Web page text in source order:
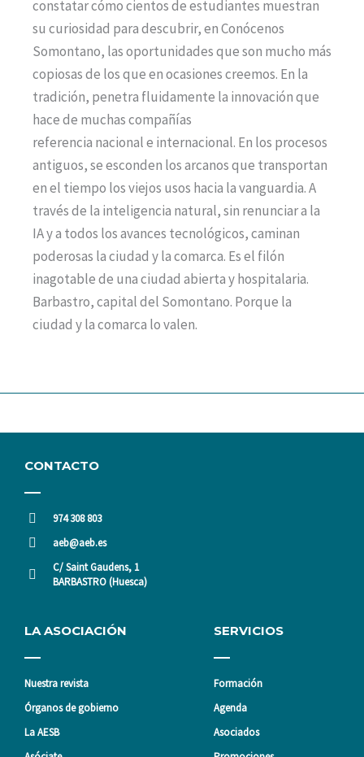
constatar cómo cientos de estudiantes muestran
su curiosidad para descubrir, en Conócenos
Somontano, las oportunidades que son mucho más
copiosas de los que en ocasiones creemos. En la
tradición, penetra fluidamente la innovación que
hace de muchas compañías
referencia nacional e internacional. En los procesos
antiguos, se esconden los arcanos que transportan
en el tiempo los viejos usos hacia la vanguardia. A
través de la inteligencia natural, sin renunciar a la
IA y a todos los avances tecnológicos, caminan
poderosas la ciudad y la comarca. Es el filón
inagotable de una ciudad abierta y hospitalaria.
Barbastro, capital del Somontano. Porque la
ciudad y la comarca lo valen.
CONTACTO
974 308 803
aeb@aeb.es
C/ Saint Gaudens, 1
BARBASTRO (Huesca)
LA ASOCIACIÓN
Nuestra revista
Órganos de gobierno
La AESB
SERVICIOS
Formación
Agenda
Asociados